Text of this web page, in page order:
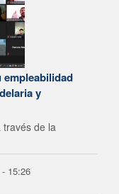
empleabilidad
y
través de la
15:26